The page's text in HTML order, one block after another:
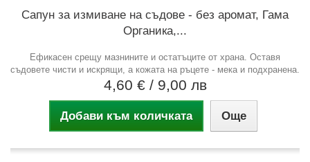
Сапун за измиване на съдове - без аромат, Гама
Органика,...
Ефикасен срещу мазнините и остатъците от храна. Оставя
съдовете чисти и искрящи, а кожата на ръцете - мека и подхранена.
4,60 € / 9,00 лв
Добави към количката Още